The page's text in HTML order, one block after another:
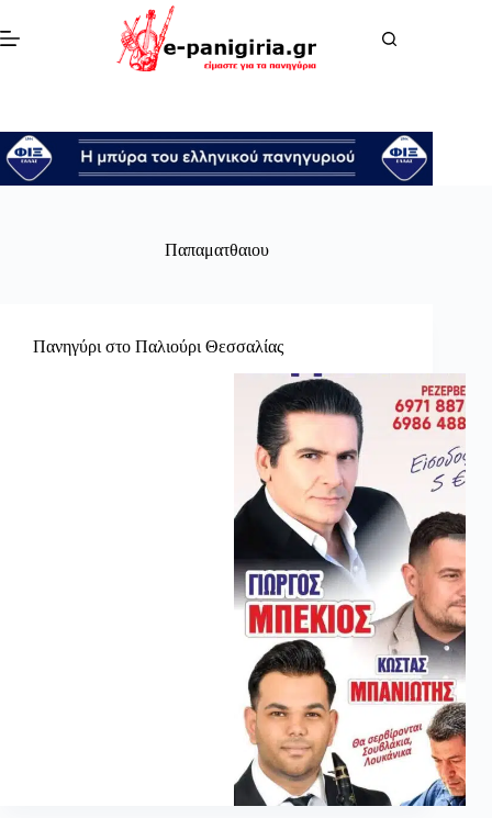
στο
περιεχόμενο
Παπαματθαιου
Πανηγύρι στο Παλιούρι Θεσσαλίας